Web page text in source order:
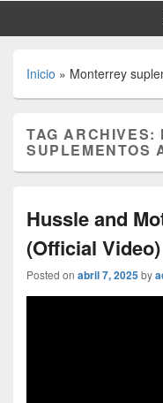
Inicio » Monterrey
TAG ARCHIVES:
SUPLEMENTOS
Hussle and
(Official Video)
Posted on abril 7, 2025by